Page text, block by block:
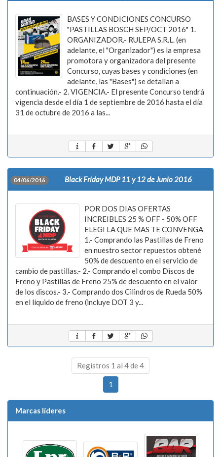
BASES Y CONDICIONES CONCURSO
"PASTILLAS BOSCH SEP/OCT 2016" 1.
ORGANIZADOR.- RULEPA S.R.L. (en
adelante, el "Organizador") es la empresa
promotora y organizadora del presente
Concurso, cuyas bases y condiciones (en
adelante, las "Bases") se detallan a
continuación.- 2. VIGENCIA.- El presente Concurso tendrá
vigencia desde el día 1 de septiembre de 2016 hasta el día
31 de octubre de 2016 a las...
04/06/2016 Black Friday MDP 11 y 12 de Junio 2016
POR DOS DIAS OFERTAS
INCREIBLES 25 % OFF - 50% OFF
ELEGI LA QUE MAS TE CONVENGA
1.- Comprando las Pastillas de Freno
en nuestro sector repuestos obtené
50% de descuento en el servicio de
cambio de pastillas.- 2.- Comprando el combo Discos de
Freno y Pastillas de Freno 25% de descuento en el valor
de los discos.- 3.- Comprando dos Cilindros de Rueda 50%
en el líquido de freno (incluye DOT 3 y...
Registros 1 al 4 de 4
1
Marcas líderes